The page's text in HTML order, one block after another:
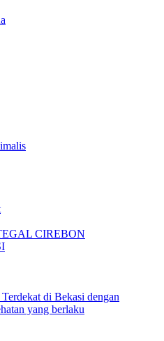
CIREBON
di Bekasi dengan
yang berlaku